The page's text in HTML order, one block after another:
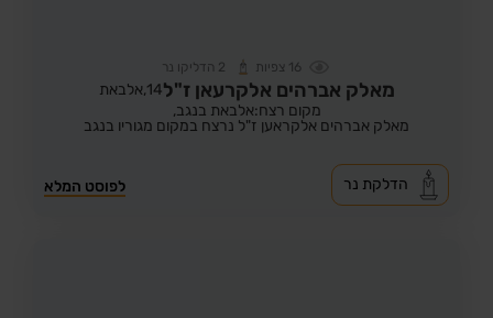
16 צפיות 2 הדליקו נר
מאלק אברהים אלקרעאן ז"ל14, אלבאת
מקום רצח:אלבאת בנגב,
מאלק אברהים אלקראען ז"ל נרצח במקום מגוריו בנגב
לפוסט המלא הדלקת נר